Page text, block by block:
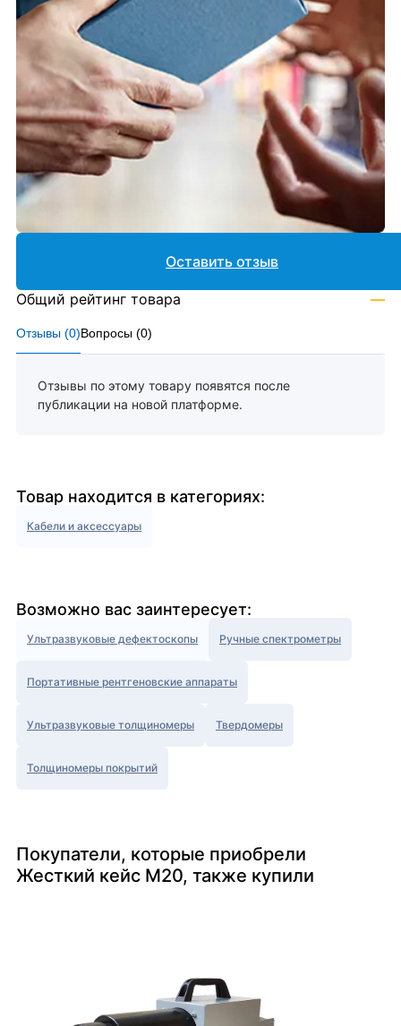
Отзывы (0)Вопросы (0)
Отзывы по этому товару появятся после
публикации на новой платформе.
Оставить отзыв
Общий рейтинг товара —
Товар находится в категориях:
Кабели и аксессуары
Возможно вас заинтересует:
Ультразвуковые дефектоскопы Ручные спектрометры
Портативные рентгеновские аппараты
Ультразвуковые толщиномеры Твердомеры
Толщиномеры покрытий
Покупатели, которые приобрели
Жесткий кейс М20, также купили